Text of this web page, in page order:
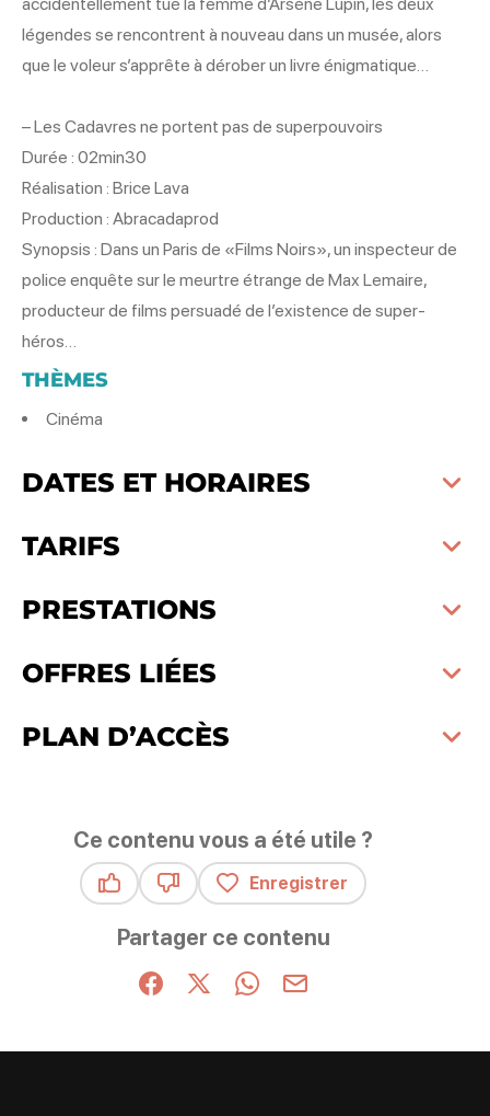
accidentellement tué la femme d’Arsène Lupin, les deux
légendes se rencontrent à nouveau dans un musée, alors
que le voleur s’apprête à dérober un livre énigmatique…
– Les Cadavres ne portent pas de superpouvoirs
Durée : 02min30
Réalisation : Brice Lava
Production : Abracadaprod
Synopsis : Dans un Paris de «Films Noirs», un inspecteur de
police enquête sur le meurtre étrange de Max Lemaire,
producteur de films persuadé de l’existence de super-
héros…
THÈMES
Cinéma
DATES ET HORAIRES
TARIFS
PRESTATIONS
OFFRES LIÉES
PLAN D’ACCÈS
Ce contenu vous a été utile ?
Enregistrer
Partager ce contenu
Partager sur Facebook (nouvelle fenêtre)
Partager sur X / Twitter (nouvelle
Partager sur WhatsApp
Partager par mail